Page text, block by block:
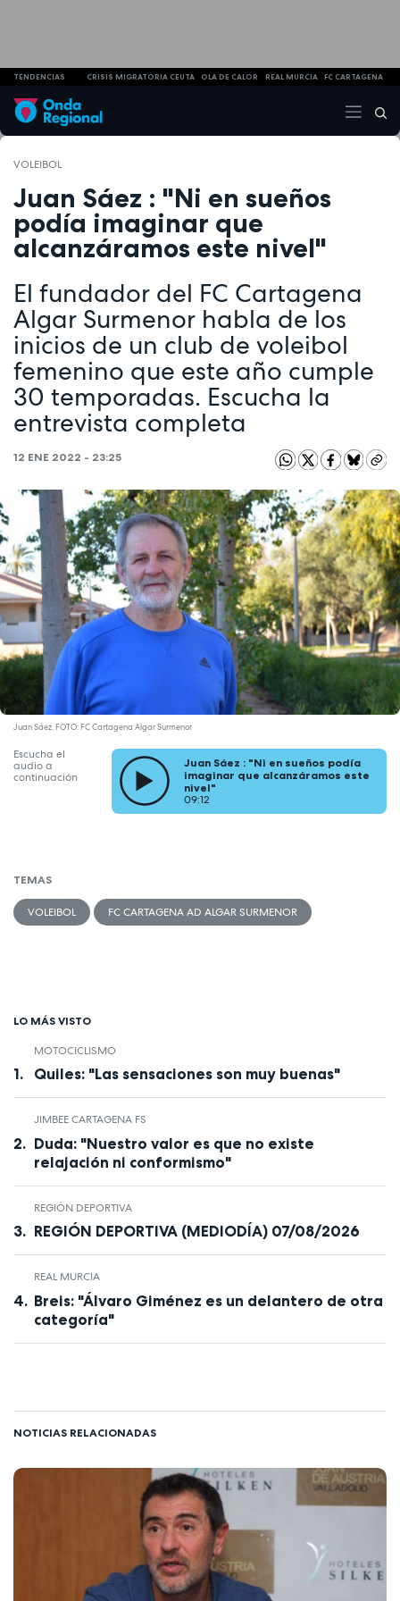
TENDENCIAS CRISIS MIGRATORIA CEUTA OLA DE CALOR REAL MURCIA FC CARTAGENA
VOLEIBOL
Juan Sáez : "Ni en sueños
podía imaginar que
alcanzáramos este nivel"
El fundador del FC Cartagena
Algar Surmenor habla de los
inicios de un club de voleibol
femenino que este año cumple
30 temporadas. Escucha la
entrevista completa
12 ENE 2022 - 23:25
Juan Sáez. FOTO: FC Cartagena Algar Surmenor
Escucha el
audio a
continuación
Juan Sáez : "Ni en sueños podía
imaginar que alcanzáramos este
nivel"
09:12
TEMAS
VOLEIBOL FC CARTAGENA AD ALGAR SURMENOR
LO MÁS VISTO
MOTOCICLISMO
Quiles: "Las sensaciones son muy buenas"
JIMBEE CARTAGENA FS
Duda: "Nuestro valor es que no existe
relajación ni conformismo"
REGIÓN DEPORTIVA
REGIÓN DEPORTIVA (MEDIODÍA) 07/08/2026
REAL MURCIA
Breis: "Álvaro Giménez es un delantero de otra
categoría"
NOTICIAS RELACIONADAS